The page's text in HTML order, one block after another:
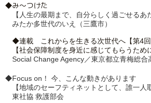
◆み～つけた
【人生の最期まで、自分らしく過ごせるあ
みたか多世代のいえ（三鷹市）
◆連載　これからを生きる次世代へ【第4
Social Change Agency／東京都立青梅総合
◆Focus on！ 今、こんな動きがあります
【地域のセーフティネットとして、誰一人
東社協 救護部会